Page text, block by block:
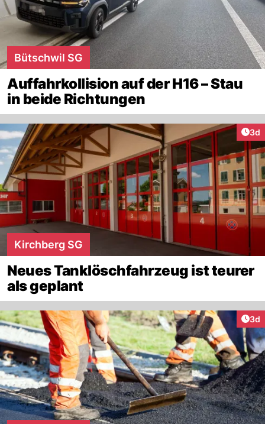
Bütschwil SG
Auffahrkollision auf der H16 – Stau
in beide Richtungen
3d
Kirchberg SG
Neues Tanklöschfahrzeug ist teurer
als geplant
3d